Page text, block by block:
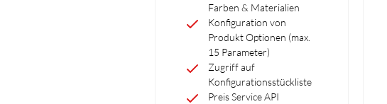
Farben & Materialien
Konfiguration von
Produkt Optionen (max.
15 Parameter)
Zugriff auf
Konfigurationsstückliste
Preis Service API